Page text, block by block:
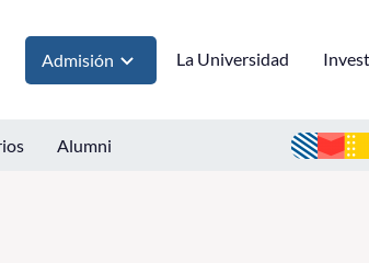
Admisión La Universidad
Alumni